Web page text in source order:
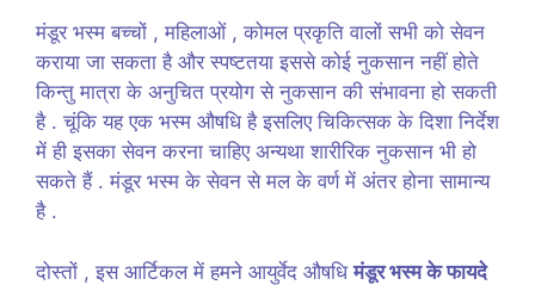
मंडूर भस्म बच्चों , महिलाओं , कोमल प्रकृति वालों सभी को सेवन
कराया जा सकता है और स्पष्टतया इससे कोई नुकसान नहीं होते
किन्तु मात्रा के अनुचित प्रयोग से नुकसान की संभावना हो सकती
है . चूंकि यह एक भस्म औषधि है इसलिए चिकित्सक के दिशा निर्देश
में ही इसका सेवन करना चाहिए अन्यथा शारीरिक नुकसान भी हो
सकते हैं . मंडूर भस्म के सेवन से मल के वर्ण में अंतर होना सामान्य
है .
दोस्तों , इस आर्टिकल में हमने आयुर्वेद औषधिमंडूर भस्म के फायदे